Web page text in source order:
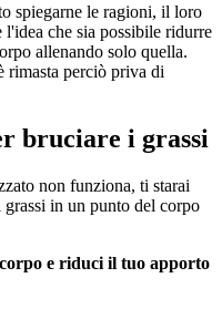
spiegarne le ragioni, il loro
che sia possibile ridurre
allenando solo quella.
rimasta perciò priva di
bruciare i grassi
non funziona, ti starai
in un punto del corpo
corpo e riduci il tuo apporto